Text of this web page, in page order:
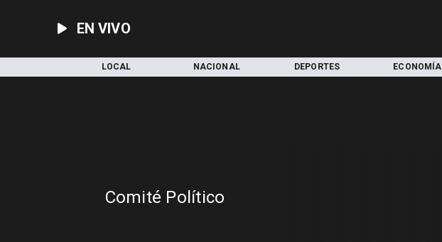
EN VIVO
LOCAL NACIONAL DEPORTES ECONOMÍA
Comité Político